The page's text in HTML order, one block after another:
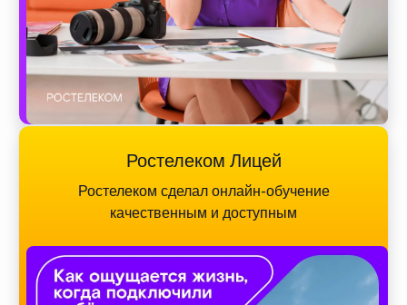
Ростелеком Лицей
Ростелеком сделал онлайн-обучение
качественным и доступным